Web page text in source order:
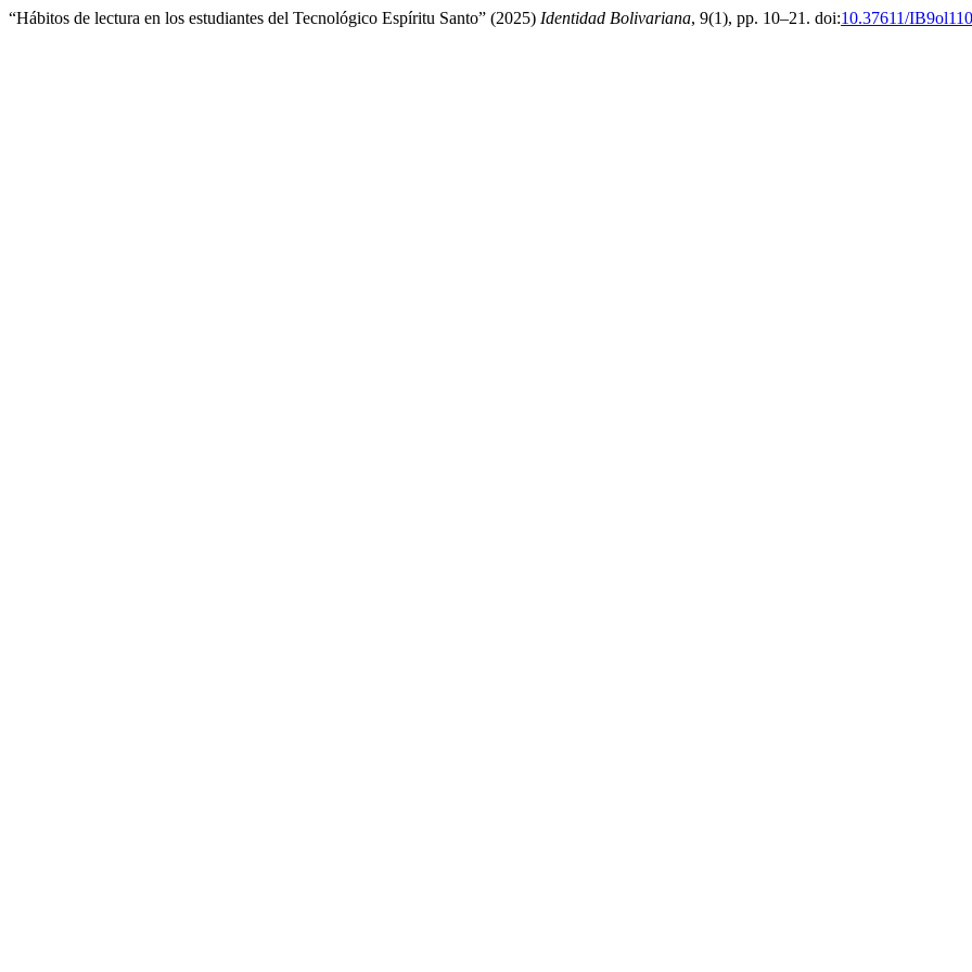
“Hábitos de lectura en los estudiantes del Tecnológico Espíritu Santo” (2025) Identidad Bolivariana, 9(1), pp. 10–21. doi:10.37611/